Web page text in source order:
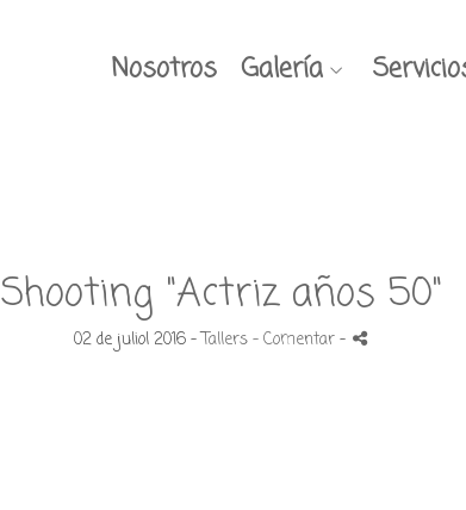
Nosotros Galería
Shooting "Actriz años 50"
02 de juliol 2016 -Tallers- Comentar-